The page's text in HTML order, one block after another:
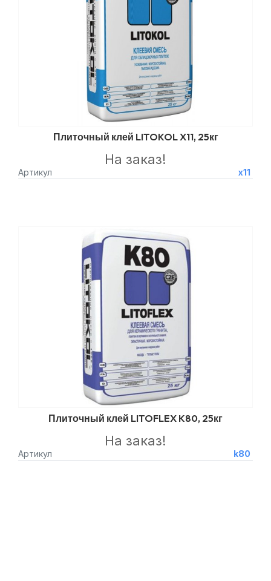
Плиточный клей LITOKOL X11, 25кг
Артикул x11
На заказ!
Плиточный клей LITOFLEX K80, 25кг
Артикул k80
На заказ!